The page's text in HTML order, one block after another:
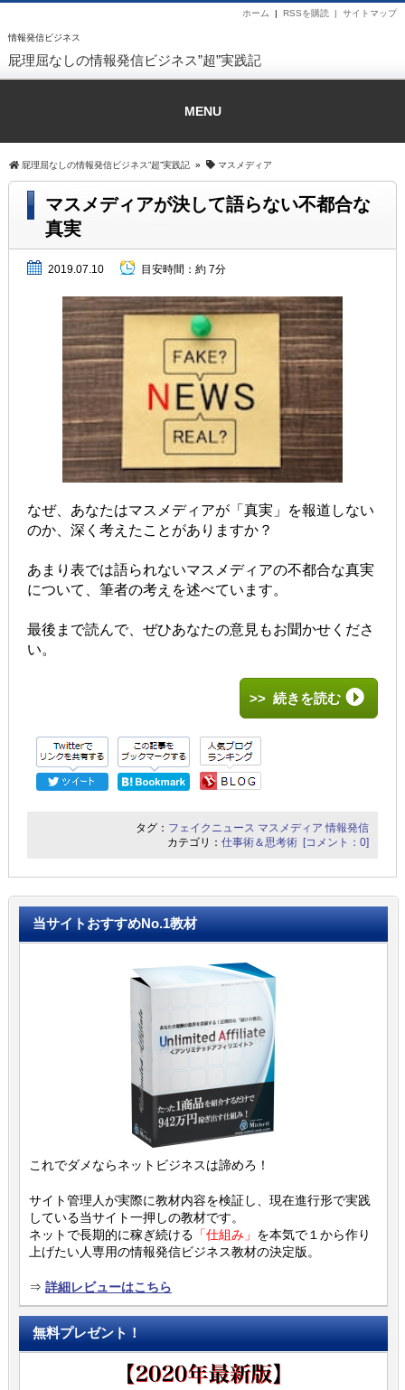
情報発信ビジネス
サイトマップ
RSSを購読 |
ホーム |
屁理屈なしの情報発信ビジネス”超”実践記
MENU
屁理屈なしの情報発信ビジネス”超”実践記 » マスメディア
マスメディアが決して語らない不都合な
真実
2019.07.10 目安時間： 約 7分
なぜ、あなたはマスメディアが「真実」を報道しない
のか、深く考えたことがありますか？
あまり表では語られないマスメディアの不都合な真実
について、筆者の考えを述べています。
最後まで読んで、ぜひあなたの意見もお聞かせくださ
い。
>> 続きを読む
タグ： フェイクニュース マスメディア 情報発信
カテゴリ：仕事術＆思考術 [コメント：0]
当サイトおすすめNo.1教材
これでダメならネットビジネスは諦めろ！
サイト管理人が実際に教材内容を検証し、現在進行形で実践
している当サイト一押しの教材です。
ネットで長期的に稼ぎ続ける 「仕組み」 を本気で１から作り
上げたい人専用の情報発信ビジネス教材の決定版。
⇒ 詳細レビューはこちら
無料プレゼント！